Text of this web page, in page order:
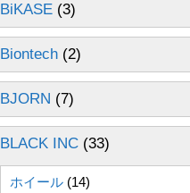
BiKASE (3)
Biontech (2)
BJORN (7)
BLACK INC (33)
ホイール (14)